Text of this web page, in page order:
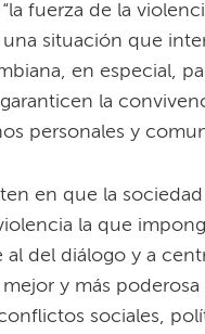
fuerza de la
una situación que
en especial,
la
personales y
en que la
la que
del diálogo y a
y más poderosa
sociales,